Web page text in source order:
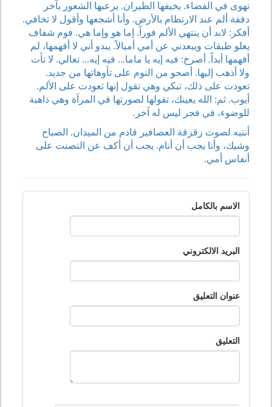
تهوى في الفضاء. يخيفها الطيران. يرعبها الشعور بآخر
دفقة ألم عند الارتطام بالأرض. وأنا أشجعها وأقول لا تخافي.
أفكر: لابد أن ينتهي الألم فوراً. إما هو وإما هي. فوم شفاف
يعلو طبقات ويبعدني عن أمي أميالاً. يبدو أني لا أفهمها، لم
أفهمها أبداً. أصرخ: فيه إيه يا ماما... فيه إيه... تعالي. لا تأت
ولا أذهب إليها. أصحو من النوم على تأوهاتها من جديد.
تعودت على ذلك، تبكي وهي تقول إنها تعودت على الألم.
أيوب. ثم: الله يعينك، تقولها لصورتها في المرآة وهي ذاهبة
للوضوء، في فجر ليس له آخر.
أنتبه لصوت زقزقة العصافير قادم من الميدان. الصباح
وشيك، وأنا يجب أن أنام. يجب أن أكف عن التصنت على
أنفاس أمي.
الاسم بالكامل
البريد الالكتروني
عنوان التعليق
التعليق